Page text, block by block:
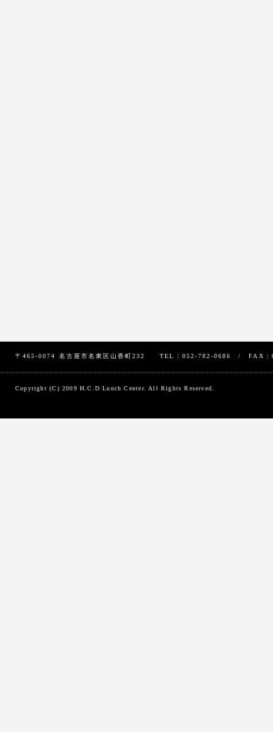
〒465-0074 名古屋市名東区山香町232 TEL：052-782-0686 / FAX：
Copyright (C) 2009 H.C.D Lunch Center. All Rights Reserved.